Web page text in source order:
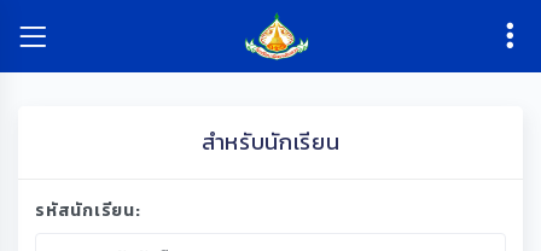
สำหรับนักเรียน
รหัสนักเรียน: